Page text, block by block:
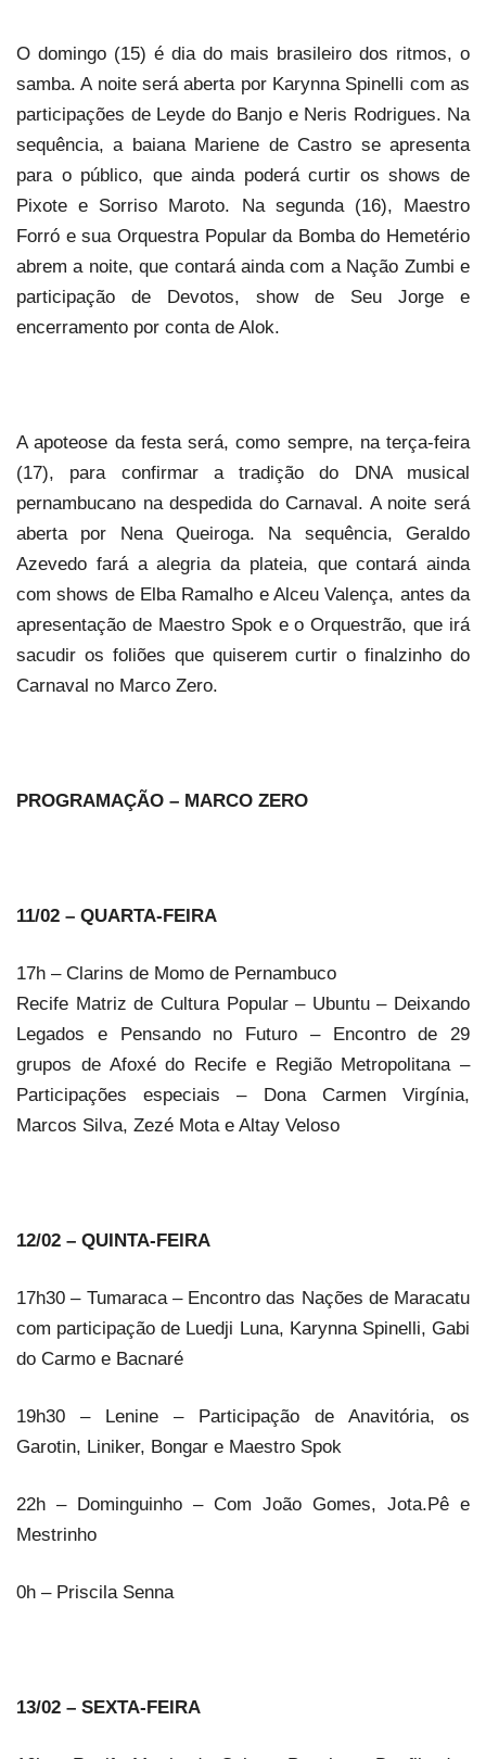
O domingo (15) é dia do mais brasileiro dos ritmos, o
samba. A noite será aberta por Karynna Spinelli com as
participações de Leyde do Banjo e Neris Rodrigues. Na
sequência, a baiana Mariene de Castro se apresenta
para o público, que ainda poderá curtir os shows de
Pixote e Sorriso Maroto. Na segunda (16), Maestro
Forró e sua Orquestra Popular da Bomba do Hemetério
abrem a noite, que contará ainda com a Nação Zumbi e
participação de Devotos, show de Seu Jorge e
encerramento por conta de Alok.
A apoteose da festa será, como sempre, na terça-feira
(17), para confirmar a tradição do DNA musical
pernambucano na despedida do Carnaval. A noite será
aberta por Nena Queiroga. Na sequência, Geraldo
Azevedo fará a alegria da plateia, que contará ainda
com shows de Elba Ramalho e Alceu Valença, antes da
apresentação de Maestro Spok e o Orquestrão, que irá
sacudir os foliões que quiserem curtir o finalzinho do
Carnaval no Marco Zero.
PROGRAMAÇÃO – MARCO ZERO
11/02 – QUARTA-FEIRA
17h – Clarins de Momo de Pernambuco
Recife Matriz de Cultura Popular – Ubuntu – Deixando
Legados e Pensando no Futuro – Encontro de 29
grupos de Afoxé do Recife e Região Metropolitana –
Participações especiais – Dona Carmen Virgínia,
Marcos Silva, Zezé Mota e Altay Veloso
12/02 – QUINTA-FEIRA
17h30 – Tumaraca – Encontro das Nações de Maracatu
com participação de Luedji Luna, Karynna Spinelli, Gabi
do Carmo e Bacnaré
19h30 – Lenine – Participação de Anavitória, os
Garotin, Liniker, Bongar e Maestro Spok
22h – Dominguinho – Com João Gomes, Jota.Pê e
Mestrinho
0h – Priscila Senna
13/02 – SEXTA-FEIRA